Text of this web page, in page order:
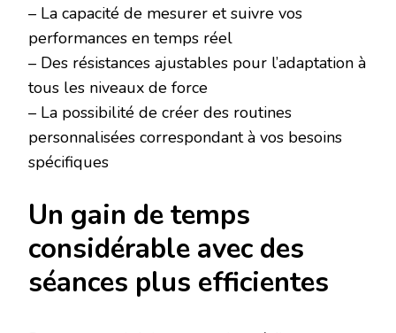
– La capacité de mesurer et suivre vos
performances en temps réel
– Des résistances ajustables pour l’adaptation à
tous les niveaux de force
– La possibilité de créer des routines
personnalisées correspondant à vos besoins
spécifiques
Un gain de temps
considérable avec des
séances plus efficientes